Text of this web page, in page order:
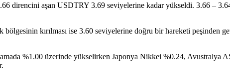
direncini aşan USDTRY 3.69 seviyelerine kadar yükseldi. 3.66 –
bölgesinin kırılması ise 3.60 seviyelerine doğru bir hareketi
%1.00 üzerinde yükselirken Japonya Nikkei %0.24,